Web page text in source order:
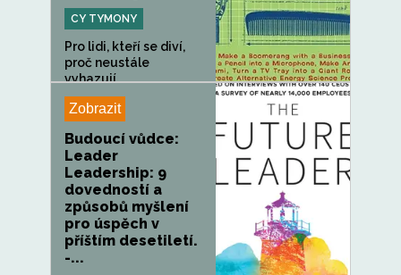
CY TYMONY
Pro lidi, kteří se diví,
proč neustále
vyhazují...
Zobrazit
Budoucí vůdce:
Leader
Leadership: 9
dovedností a
způsobů myšlení
pro úspěch v
příštím desetiletí.
-...